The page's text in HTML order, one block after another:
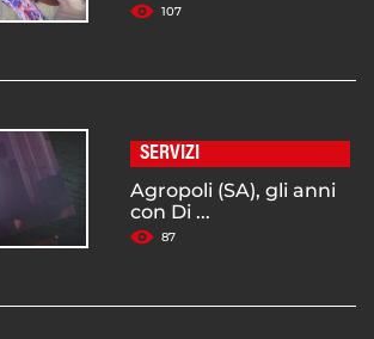
107
SERVIZI
Agropoli (SA), gli anni
con Di ...
87